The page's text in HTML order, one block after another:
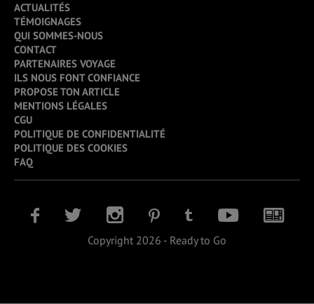
ACTUALITÉS
TÉMOIGNAGES
QUI SOMMES-NOUS
CONTACT
PARTENAIRES VOYAGE
ILS NOUS FONT CONFIANCE
PROPOSE TON ARTICLE
MENTIONS LÉGALES
CGU
POLITIQUE DE CONFIDENTIALITÉ
POLITIQUE DES COOKIES
FAQ
Copyright 2026 - Ready to Go